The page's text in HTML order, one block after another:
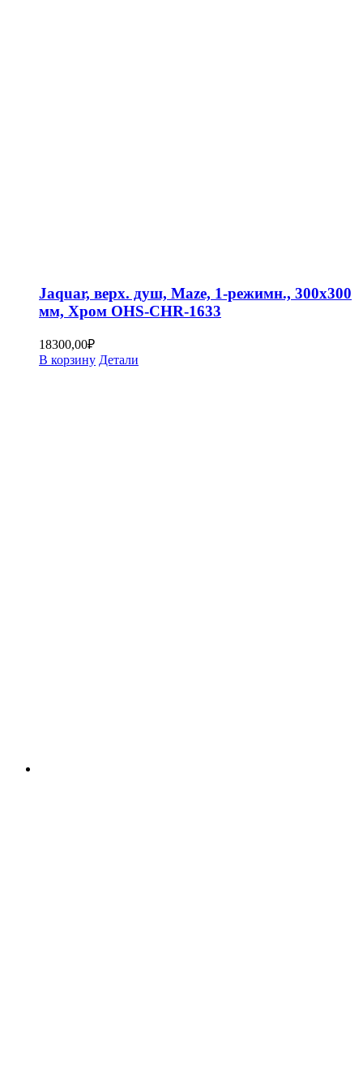
Jaquar, верх. душ, Maze, 1-режимн., 300х300
мм, Хром OHS-CHR-1633
18300,00₽
В корзину Детали